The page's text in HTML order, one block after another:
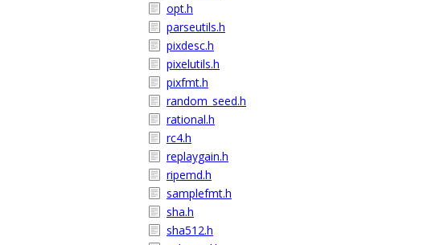
opt.h
parseutils.h
pixdesc.h
pixelutils.h
pixfmt.h
random_seed.h
rational.h
rc4.h
replaygain.h
ripemd.h
samplefmt.h
sha.h
sha512.h